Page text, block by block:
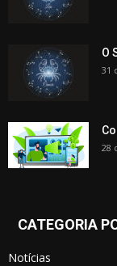
O
31
28
CATEGORIA
Notícias